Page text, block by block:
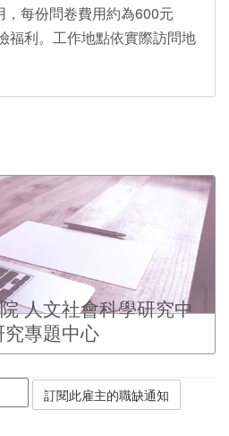
每份問卷費用約為600元
福利。工作地點依實際訪問地
人文社會科學研究中
專題中心